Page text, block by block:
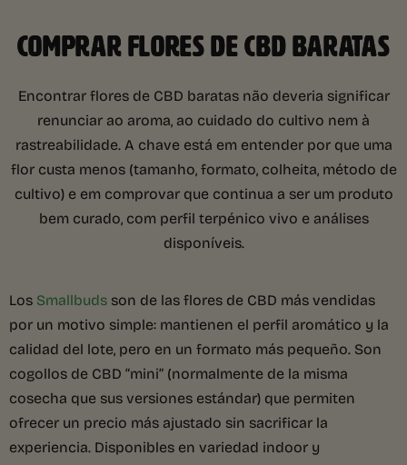
COMPRAR FLORES DE CBD BARATAS
Encontrar flores de CBD baratas não deveria significar
renunciar ao aroma, ao cuidado do cultivo nem à
rastreabilidade. A chave está em entender por que uma
flor custa menos (tamanho, formato, colheita, método de
cultivo) e em comprovar que continua a ser um produto
bem curado, com perfil terpénico vivo e análises
disponíveis.
Los Smallbuds son de las flores de CBD más vendidas
por un motivo simple: mantienen el perfil aromático y la
calidad del lote, pero en un formato más pequeño. Son
cogollos de CBD “mini” (normalmente de la misma
cosecha que sus versiones estándar) que permiten
ofrecer un precio más ajustado sin sacrificar la
experiencia. Disponibles en variedad indoor y